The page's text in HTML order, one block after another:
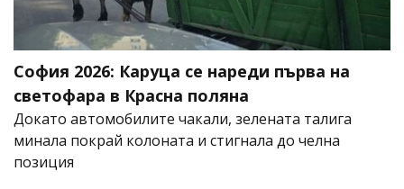
София 2026: Каруца се нареди първа на
светофара в Красна поляна
Докато автомобилите чакали, зелената талига
минала покрай колоната и стигнала до челна
позиция